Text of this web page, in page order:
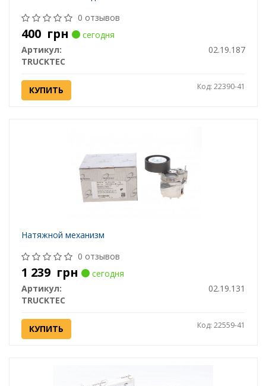
0 отзывов
400 грн
сегодня
Артикул:
02.19.187
TRUCKTEC
КУПИТЬ Код: 22390-41
Натяжной механизм
0 отзывов
1 239 грн
сегодня
Артикул:
02.19.131
TRUCKTEC
КУПИТЬ Код: 22559-41